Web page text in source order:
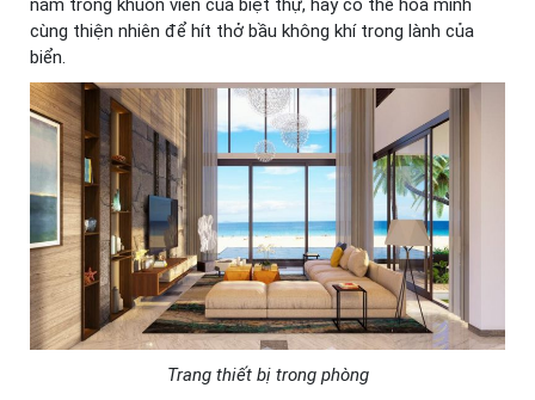
nằm trong khuôn vien của biệt thự, hay có thể hòa mình
cùng thiện nhiên để hít thở bầu không khí trong lành của
biển.
Trang thiết bị trong phòng